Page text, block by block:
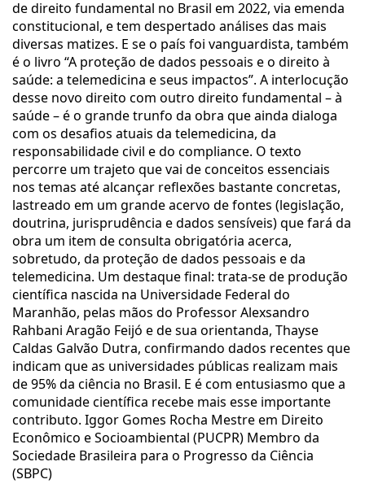
de direito fundamental no Brasil em 2022, via emenda
constitucional, e tem despertado análises das mais
diversas matizes. E se o país foi vanguardista, também
é o livro “A proteção de dados pessoais e o direito à
saúde: a telemedicina e seus impactos”. A interlocução
desse novo direito com outro direito fundamental – à
saúde – é o grande trunfo da obra que ainda dialoga
com os desafios atuais da telemedicina, da
responsabilidade civil e do compliance. O texto
percorre um trajeto que vai de conceitos essenciais
nos temas até alcançar reflexões bastante concretas,
lastreado em um grande acervo de fontes (legislação,
doutrina, jurisprudência e dados sensíveis) que fará da
obra um item de consulta obrigatória acerca,
sobretudo, da proteção de dados pessoais e da
telemedicina. Um destaque final: trata-se de produção
científica nascida na Universidade Federal do
Maranhão, pelas mãos do Professor Alexsandro
Rahbani Aragão Feijó e de sua orientanda, Thayse
Caldas Galvão Dutra, confirmando dados recentes que
indicam que as universidades públicas realizam mais
de 95% da ciência no Brasil. E é com entusiasmo que a
comunidade científica recebe mais esse importante
contributo. Iggor Gomes Rocha Mestre em Direito
Econômico e Socioambiental (PUCPR) Membro da
Sociedade Brasileira para o Progresso da Ciência
(SBPC)